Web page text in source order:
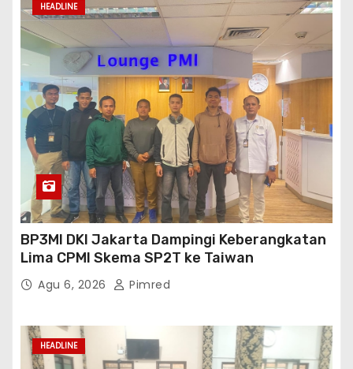
HEADLINE
BP3MI DKI Jakarta Dampingi Keberangkatan
Lima CPMI Skema SP2T ke Taiwan
Agu 6, 2026 Pimred
HEADLINE